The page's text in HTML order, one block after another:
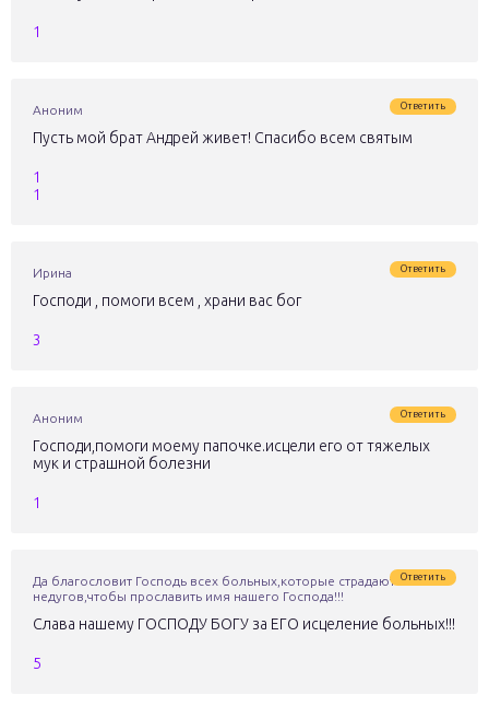
1
Аноним Ответить
Пусть мой брат Андрей живет! Спасибо всем святым
1
1
Ирина Ответить
Господи , помоги всем , храни вас бог
3
Аноним Ответить
Господи,помоги моему папочке.исцели его от тяжелых
мук и страшной болезни
1
Да благословит Господь всех больных,которые страдают от
недугов,чтобы прославить имя нашего Господа!!!
Ответить
Слава нашему ГОСПОДУ БОГУ за ЕГО исцеление больных!!!
5